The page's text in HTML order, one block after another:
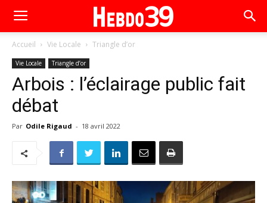
Accueil Vie Locale Triangle d’or
Vie Locale Triangle d’or
Arbois : l’éclairage public fait
débat
Par Odile Rigaud - 18 avril 2022